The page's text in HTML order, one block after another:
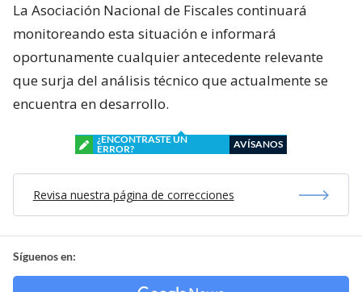
La Asociación Nacional de Fiscales continuará
monitoreando esta situación e informará
oportunamente cualquier antecedente relevante
que surja del análisis técnico que actualmente se
encuentra en desarrollo.
¿ENCONTRASTE UN
ERROR?
AVÍSANOS
Revisa nuestra página de correcciones
Síguenos en: